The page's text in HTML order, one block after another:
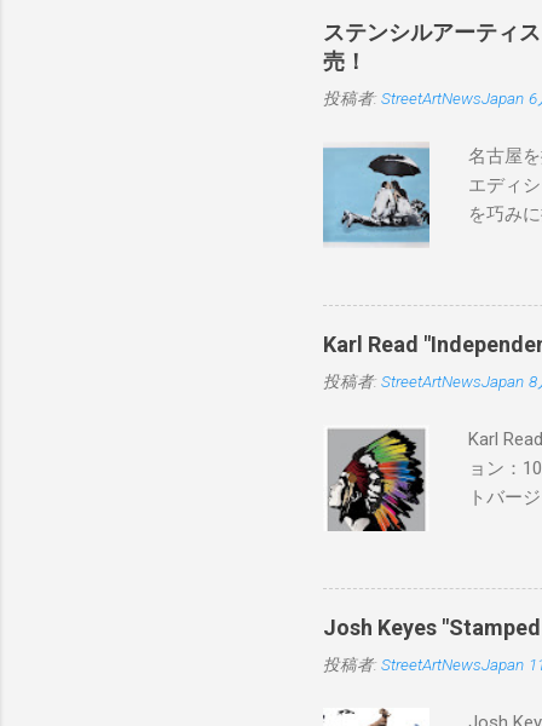
ステンシルアーティ
売！
投稿者: StreetArtNewsJapan 6
名古屋
エディ
を巧み
550mm
Karl Read
投稿者: StreetArtNewsJapan 8
Karl
ョン：
トバー
Josh Keyes
投稿者: StreetArtNewsJapan